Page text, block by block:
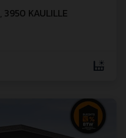
, 3950 KAULILLE